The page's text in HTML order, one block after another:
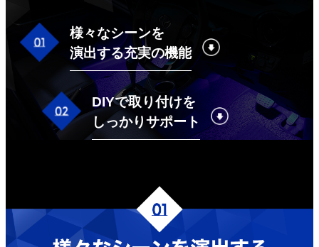
様々なシーンを
演出する充実の機能
DIYで取り付けを
しっかりサポート